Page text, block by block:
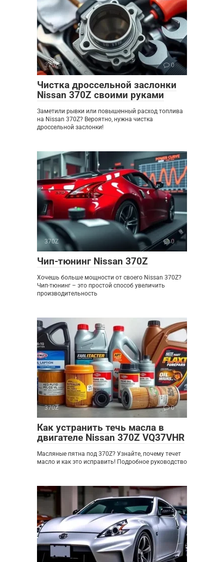
370Z 0
Чистка дроссельной заслонки
Nissan 370Z своими руками
Заметили рывки или повышенный расход топлива
на Nissan 370Z? Вероятно, нужна чистка
дроссельной заслонки!
370Z 0
Чип-тюнинг Nissan 370Z
Хочешь больше мощности от своего Nissan 370Z?
Чип-тюнинг – это простой способ увеличить
производительность
370Z 0
Как устранить течь масла в
двигателе Nissan 370Z VQ37VHR
Масляные пятна под 370Z? Узнайте, почему течет
масло и как это исправить! Подробное руководство